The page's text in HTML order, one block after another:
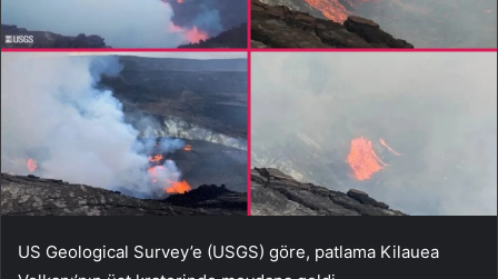
US Geological Survey’e (USGS) göre, patlama Kilauea